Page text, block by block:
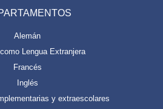
Alemán
Lengua Extranjera
Francés
Inglés
y extraescolares